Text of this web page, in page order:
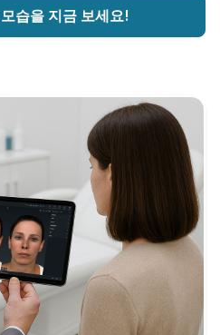
습을 지금 보세요!